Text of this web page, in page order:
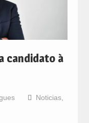
candidato à
Noticias,